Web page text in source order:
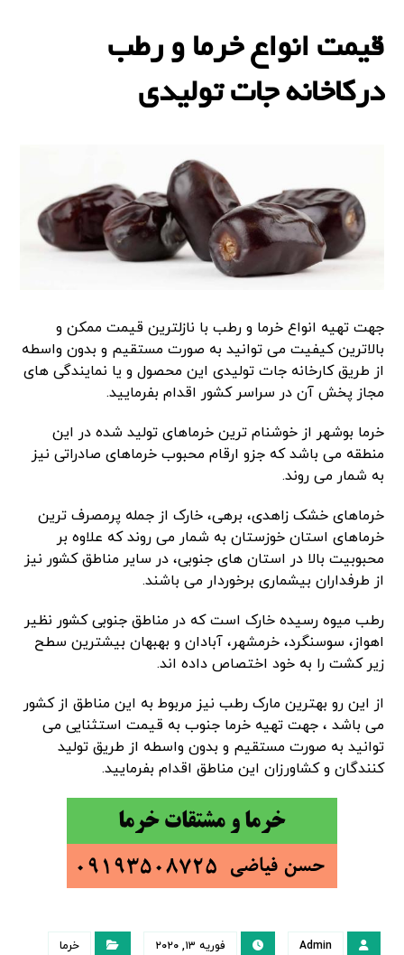
قیمت انواع خرما و رطب
درکاخانه جات تولیدی
جهت تهیه انواع خرما و رطب با نازلترین قیمت ممکن و
بالاترین کیفیت می توانید به صورت مستقیم و بدون واسطه
از طریق کارخانه جات تولیدی این محصول و یا نمایندگی های
مجاز پخش آن در سراسر کشور اقدام بفرمایید.
خرما بوشهر از خوشنام ترین خرماهای تولید شده در این
منطقه می باشد که جزو ارقام محبوب خرماهای صادراتی نیز
به شمار می روند.
خرماهای خشک زاهدی، برهی، خارک از جمله پرمصرف ترین
خرماهای استان خوزستان به شمار می روند که علاوه بر
محبوبیت بالا در استان های جنوبی، در سایر مناطق کشور نیز
از طرفداران بیشماری برخوردار می باشند.
رطب میوه رسیده خارک است که در مناطق جنوبی کشور نظیر
اهواز، سوسنگرد، خرمشهر، آبادان و بهبهان بیشترین سطح
زیر کشت را به خود اختصاص داده اند.
از این رو بهترین مارک رطب نیز مربوط به این مناطق از کشور
می باشد ، جهت تهیه خرما جنوب به قیمت استثنایی می
توانید به صورت مستقیم و بدون واسطه از طریق تولید
کنندگان و کشاورزان این مناطق اقدام بفرمایید.
Admin فوریه ۱۳, ۲۰۲۰ خرما